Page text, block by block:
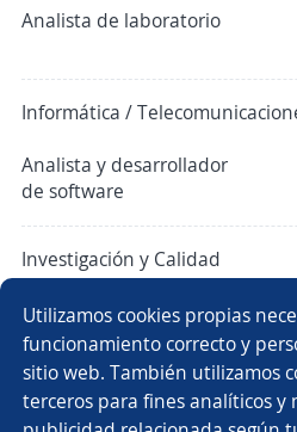
Utilizamos cookies propias
funcionamiento correcto y
sitio web. También utilizamos
terceros para fines analíticos y
Analista de laboratorio
Informática /
Analista y desarrollador
de software
Investigación y Calidad
Tecnólogo/a
biomédico/a
Líder de calidad